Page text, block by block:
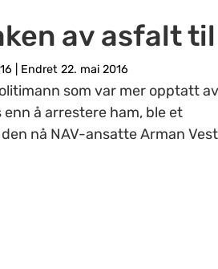
av asfalt
Endret 22. mai 2016
som var mer opptatt
å arrestere ham, ble et
nå NAV-ansatte Arman